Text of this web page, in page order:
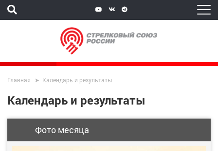
Главная Календарь и результаты
Календарь и результаты
Фото месяца